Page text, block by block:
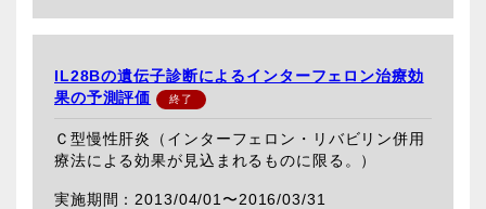
IL28Bの遺伝子診断によるインターフェロン治療効
果の予測評価
Ｃ型慢性肝炎（インターフェロン・リバビリン併用
療法による効果が見込まれるものに限る。）
2013/04/01〜2016/03/31